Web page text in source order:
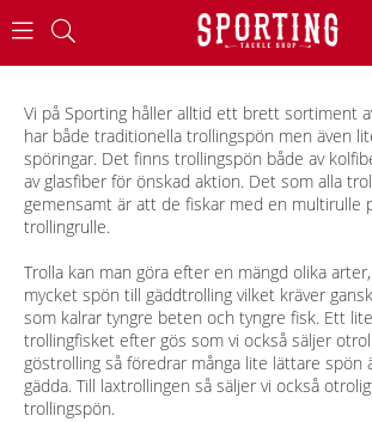
Vi på Sporting håller alltid ett brett sortiment
har både traditionella trollingspön men även
spöringar. Det finns trollingspön både av
av glasfiber för önskad aktion. Det som alla
gemensamt är att de fiskar med en multirulle
trollingrulle.
Trolla kan man göra efter en mängd olika
mycket spön till gäddtrolling vilket kräver
som kalrar tyngre beten och tyngre fisk. Ett
trollingfisket efter gös som vi också säljer
göstrolling så föredrar många lite lättare spön
gädda. Till laxtrollingen så säljer vi också
trollingspön.